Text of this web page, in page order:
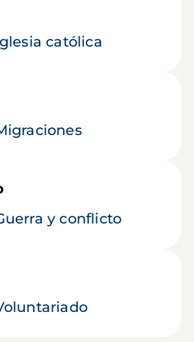
católica
y conflicto